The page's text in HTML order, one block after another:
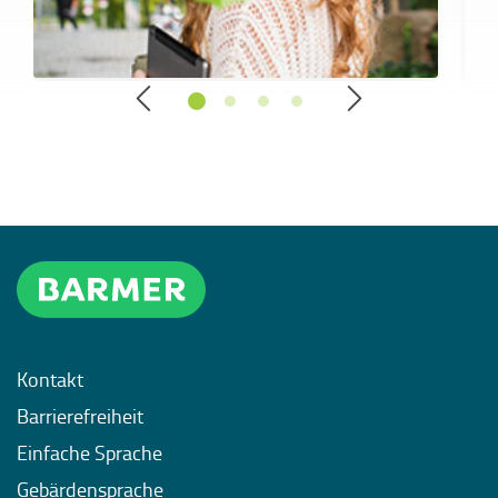
Kontakt
Barrierefreiheit
Einfache Sprache
Gebärdensprache